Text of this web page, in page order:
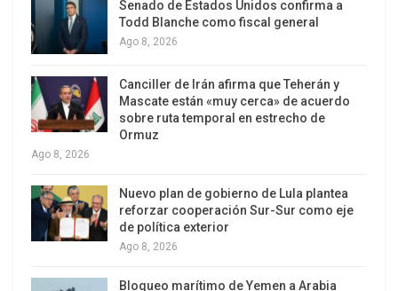
en el que compartirá zona con Bélgica, Egipto y
Nueva Zelanda. Analistas advierten que, si los
Teherán, el equipo podría retirarse a última hora,
convirtiendo este pulso en un nuevo capítulo de la
tensión entre el gobierno iraní, la administración
Trump y la propia FIFA.
Senado de Estados Unidos confirma a
Todd Blanche como fiscal general
Ago 8, 2026
Canciller de Irán afirma que Teherán y
Mascate están «muy cerca» de acuerdo
sobre ruta temporal en estrecho de
Ormuz
Ago 8, 2026
Nuevo plan de gobierno de Lula plantea
reforzar cooperación Sur-Sur como eje
de política exterior
Ago 8, 2026
Bloqueo marítimo de Yemen a Arabia